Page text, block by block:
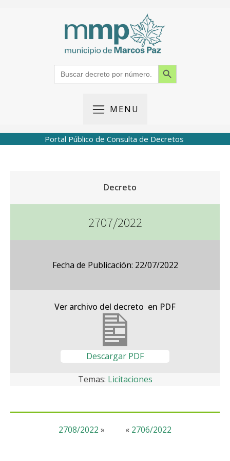
Search
for:
Search Button
MENU
Portal Público de Consulta de Decretos
Decreto
2707/2022
Fecha de Publicación: 22/07/2022
Ver archivo del decreto en PDF
Descargar PDF
Temas: Licitaciones
« 2706/2022
2708/2022 »